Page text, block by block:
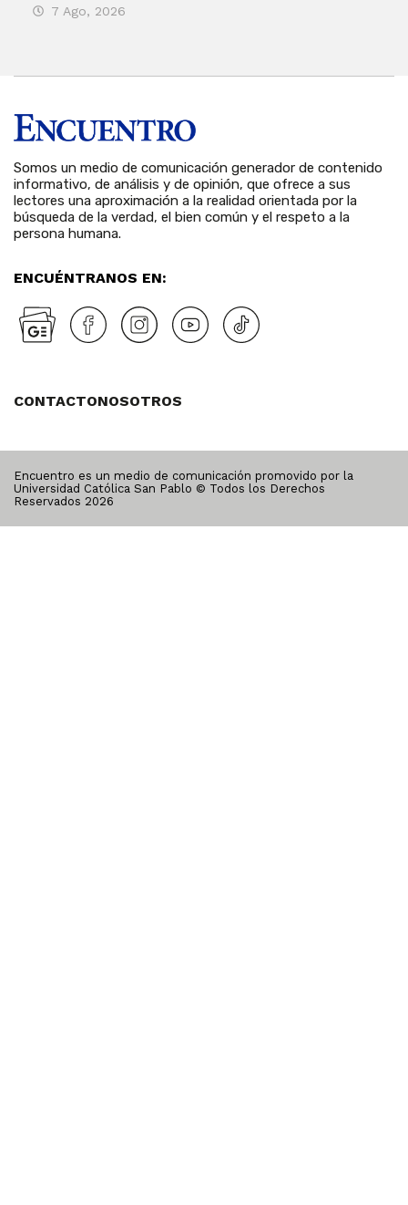
7 Ago, 2026
Somos un medio de comunicación generador de contenido
informativo, de análisis y de opinión, que ofrece a sus
lectores una aproximación a la realidad orientada por la
búsqueda de la verdad, el bien común y el respeto a la
persona humana.
ENCUÉNTRANOS EN:
CONTACTONOSOTROS
Encuentro es un medio de comunicación promovido por la
Universidad Católica San Pablo © Todos los Derechos
Reservados 2026